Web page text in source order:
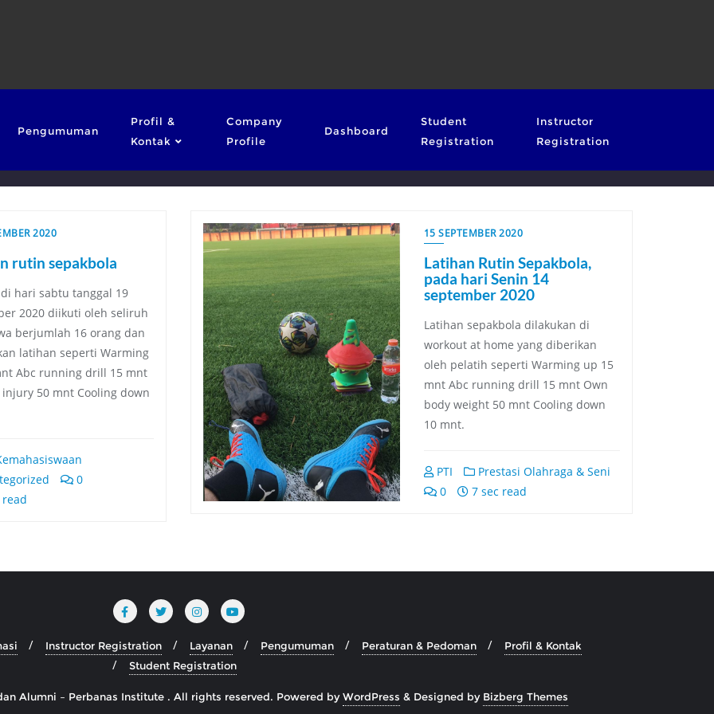
Pengumuman
Profil &
Kontak
Company
Profile
Dashboard
Student
Registration
Instructor
Registration
2020
rutin sepakbola
hari sabtu tanggal 19
2020 diikuti oleh seliruh
berjumlah 16 orang dan
latihan seperti Warming
Abc running drill 15 mnt
injury 50 mnt Cooling down
0
15 SEPTEMBER 2020
Latihan Rutin Sepakbola,
pada hari Senin 14
september 2020
Latihan sepakbola dilakukan di
workout at home yang diberikan
oleh pelatih seperti Warming up 15
mnt Abc running drill 15 mnt Own
body weight 50 mnt Cooling down
10 mnt.
PTI
Prestasi Olahraga & Seni
0
7 sec read
Instructor Registration Layanan Pengumuman Peraturan & Pedoman
Profil & Kontak
Student Registration
Alumni – Perbanas Institute . All rights reserved. Powered byWordPress & Designed by Bizberg Themes